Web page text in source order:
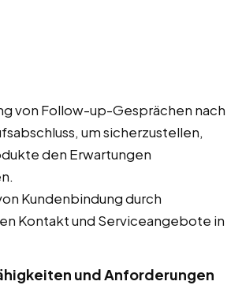
von Follow-up-Gesprächen nach
um sicherzustellen,
den Erwartungen
Kundenbindung durch
Kontakt und Serviceangebote in
und Anforderungen